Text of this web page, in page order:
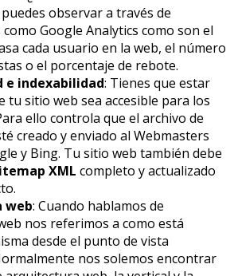
observar a través de
Google Analytics como son el
cada usuario en la web, el número
o el porcentaje de rebote.
e indexabilidad: Tienes que estar
tu sitio web sea accesible para los
ello controla que el archivo de
creado y enviado al Webmasters
y Bing. Tu sitio web también debe
XML completo y actualizado
web: Cuando hablamos de
nos referimos a como está
desde el punto de vista
nos solemos encontrar